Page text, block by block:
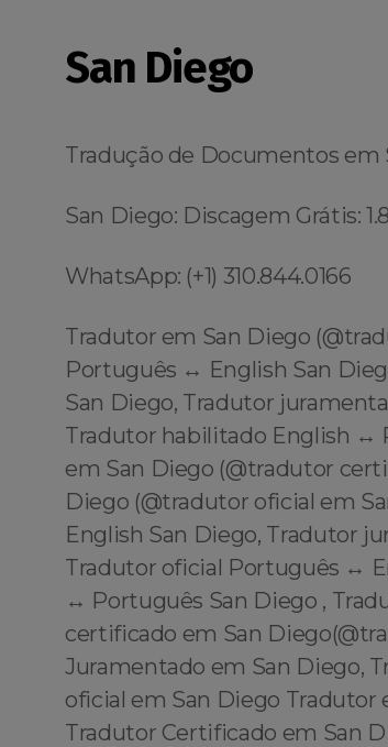
San Diego
Tradução de Documentos em
San Diego: Discagem Grátis:
WhatsApp: (+1) 310.844.0166
Tradutor em San Diego
Português ↔️ English San
San Diego, Tradutor
Tradutor habilitado English ↔️
em San Diego (@tradutor
Diego (@tradutor oficial em
English San Diego, Tradutor
Tradutor oficial Português ↔️
↔️ Português San Diego ,
certificado em San
Juramentado em San Diego,
oficial em San Diego Tradutor
Tradutor Certificado em San